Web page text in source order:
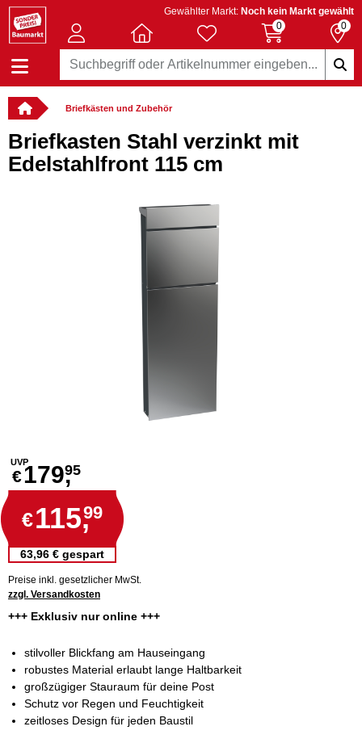
Gewählter Markt: Noch kein Markt gewählt
0
0
Briefkästen und Zubehör
Briefkasten Stahl verzinkt mit
Edelstahlfront 115 cm
UVP
€179,95
€115,99
63,96 € gespart
Preise inkl. gesetzlicher MwSt.
zzgl. Versandkosten
+++ Exklusiv nur online +++
stilvoller Blickfang am Hauseingang
robustes Material erlaubt lange Haltbarkeit
großzügiger Stauraum für deine Post
Schutz vor Regen und Feuchtigkeit
zeitloses Design für jeden Baustil